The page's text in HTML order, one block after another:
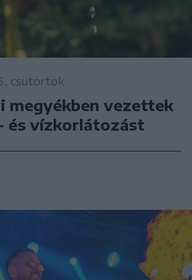
csütörtök
megyékben vezettek
és vízkorlátozást